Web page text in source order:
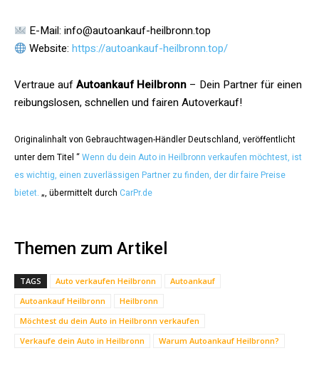
E-Mail: info@autoankauf-heilbronn.top
Website:https://autoankauf-heilbronn.top/
Vertraue aufAutoankauf Heilbronn – Dein Partner für einen
reibungslosen, schnellen und fairen Autoverkauf!
Originalinhalt von Gebrauchtwagen-Händler Deutschland, veröffentlicht
unter dem Titel “Wenn du dein Auto in Heilbronn verkaufen möchtest, ist
es wichtig, einen zuverlässigen Partner zu finden, der dir faire Preise
bietet. „, übermittelt durch CarPr.de
Themen zum Artikel
TAGS Auto verkaufen Heilbronn
Autoankauf
Autoankauf Heilbronn
Heilbronn
Möchtest du dein Auto in Heilbronn verkaufen
Verkaufe dein Auto in Heilbronn
Warum Autoankauf Heilbronn?